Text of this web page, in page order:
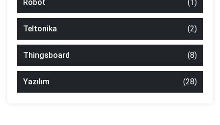
Robot (1)
Teltonika (2)
Thingsboard (8)
Yazılım (28)